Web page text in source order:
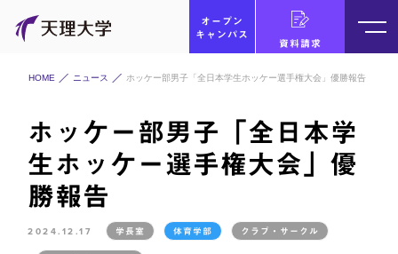
オープン
キャンパス
資料請求
HOME ニュース ホッケー部男子「全日本学生ホッケー選手権大会」優勝報告
ホッケー部男子「全日本学
生ホッケー選手権大会」優
勝報告
2024.12.17 学長室 体育学部 クラブ・サークル